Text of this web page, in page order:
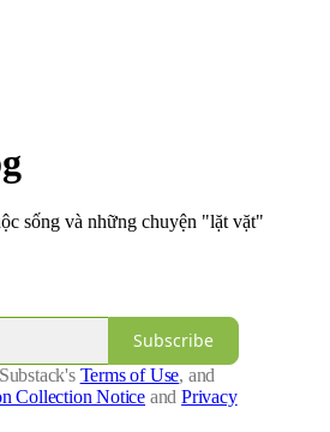
sống và những chuyện "lặt vặt"
Subscribe
Terms of Use, and
Collection Notice and Privacy